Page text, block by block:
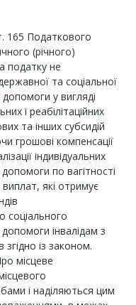
165 Податкового
(річного)
податку не
та соціальної
у вигляді
і реабілітаційних
та інших субсидій
грошові компенсації
індивідуальних
допомоги по вагітності
які отримує
соціального
інвалідам з
згідно із законом.
місцеве
і наділяються цим